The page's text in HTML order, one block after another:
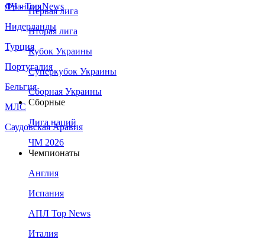
Франция
Нидерланды
Турция
Португалия
Бельгия
МЛС
Саудовская Аравия
ЛЧ - Top News
Первая лига
Вторая лига
Кубок Украины
Суперкубок Украины
Сборная Украины
Сборные
Лига наций
ЧМ 2026
Чемпионаты
Англия
Испания
АПЛ Top News
Италия